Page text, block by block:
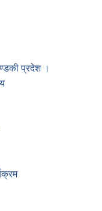
प्रदेश ।